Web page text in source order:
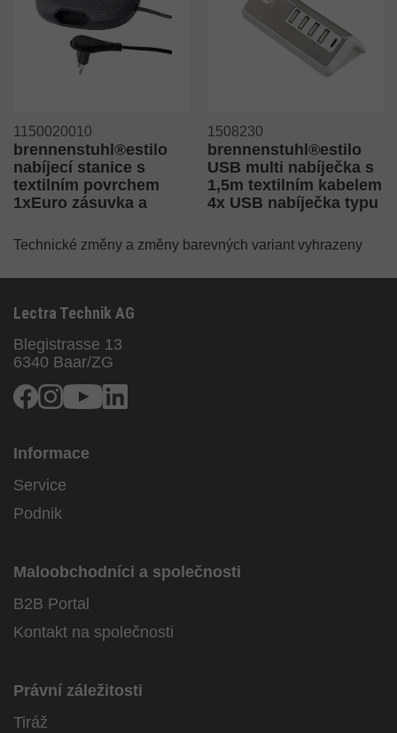
1150020010
brennenstuhl®estilo
nabíjecí stanice s
textilním povrchem
1xEuro zásuvka a
černá/antracitová
1508230
brennenstuhl®estilo
USB multi nabíječka s
1,5m textilním kabelem
4x USB nabíječka typu
C
Technické změny a změny barevných variant vyhrazeny
Lectra Technik AG
Blegistrasse 13
6340 Baar/ZG
Facebook
InstagramYoutube
Informace
Service
Podnik
Maloobchodníci a společnosti
B2B Portal
Kontakt na společnosti
Právní záležitosti
Tiráž